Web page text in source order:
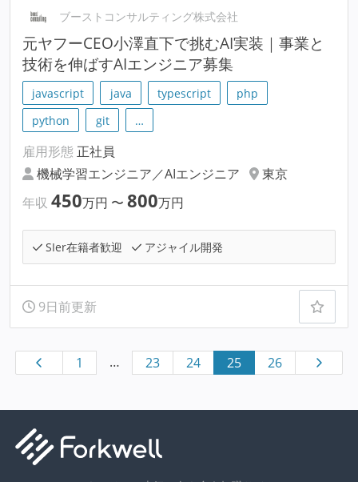
ブーストコンサルティング株式会社
元ヤフーCEO小澤直下で挑むAI実装｜事業と
技術を伸ばすAIエンジニア募集
javascript java typescript
php
python
git …
雇用形態 正社員
機械学習エンジニア／AIエンジニア
東京
年収 450万円 〜 800万円
SIer在籍者歓迎 アジャイル開発
9日前更新
1 … 23 24 25 26